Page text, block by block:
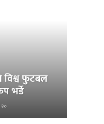
विश्व फुटबल
भर्डे